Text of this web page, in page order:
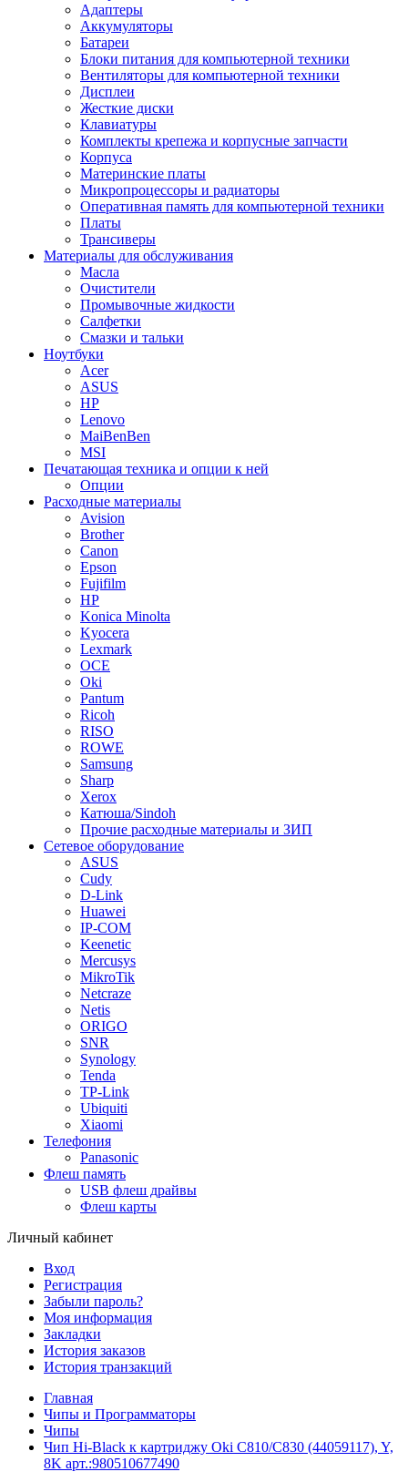
Адаптеры
Аккумуляторы
Батареи
Блоки питания для компьютерной техники
Вентиляторы для компьютерной техники
Дисплеи
Жесткие диски
Клавиатуры
Комплекты крепежа и корпусные запчасти
Корпуса
Материнские платы
Микропроцессоры и радиаторы
Оперативная память для компьютерной техники
Платы
Трансиверы
Материалы для обслуживания
Масла
Очистители
Промывочные жидкости
Салфетки
Смазки и тальки
Ноутбуки
Acer
ASUS
HP
Lenovo
MaiBenBen
MSI
Печатающая техника и опции к ней
Опции
Расходные материалы
Avision
Brother
Canon
Epson
Fujifilm
HP
Konica Minolta
Kyocera
Lexmark
OCE
Oki
Pantum
Ricoh
RISO
ROWE
Samsung
Sharp
Xerox
Катюша/Sindoh
Прочие расходные материалы и ЗИП
Сетевое оборудование
ASUS
Cudy
D-Link
Huawei
IP-COM
Keenetic
Mercusys
MikroTik
Netcraze
Netis
ORIGO
SNR
Synology
Tenda
TP-Link
Ubiquiti
Xiaomi
Телефония
Panasonic
Флеш память
USB флеш драйвы
Флеш карты
Личный кабинет
Вход
Регистрация
Забыли пароль?
Моя информация
Закладки
История заказов
История транзакций
Главная
Чипы и Программаторы
Чипы
Чип Hi-Black к картриджу Oki C810/C830 (44059117), Y,
8K арт.:980510677490